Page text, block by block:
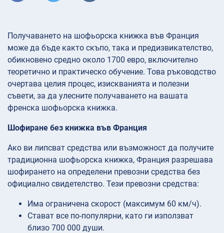
Получаването на шофьорска книжка във Франция
може да бъде както скъпо, така и предизвикателство,
обикновено средно около 1700 евро, включително
теоретично и практическо обучение. Това ръководство
очертава целия процес, изискванията и полезни
съвети, за да улесните получаването на вашата
френска шофьорска книжка.
Шофиране без книжка във Франция
Ако ви липсват средства или възможност да получите
традиционна шофьорска книжка, Франция разрешава
шофирането на определени превозни средства без
официално свидетелство. Тези превозни средства:
Има ограничена скорост (максимум 60 км/ч).
Стават все по-популярни, като ги използват
близо 700 000 души.